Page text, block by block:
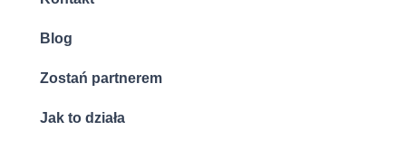
Blog
Zostań partnerem
Jak to działa